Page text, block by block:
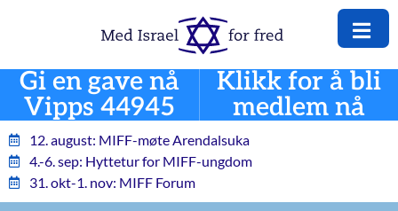
Gi en gave nå
Vipps 44945
Klikk for å bli
medlem nå
12. august: MIFF-møte Arendalsuka
4.-6. sep: Hyttetur for MIFF-ungdom
31. okt-1. nov: MIFF Forum